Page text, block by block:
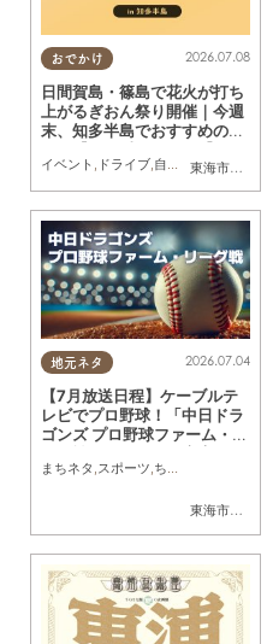
おでかけ
東海市
, 東浦町
2026.07.08
日間賀島・篠島で花火が打ち
上がるぎおん祭り開催｜今週
末、知多半島でおすすめのプ
イベント , ドライブ,自然 まちネタ 季
地元ネタ
東海市
,大府市
2026.07.04
【7月放送日程】ケーブルテ
レビでプロ野球！「中日ドラ
ゴンズ プロ野球ファーム・リ
まちネタ ,スポーツ,ちたまる広告